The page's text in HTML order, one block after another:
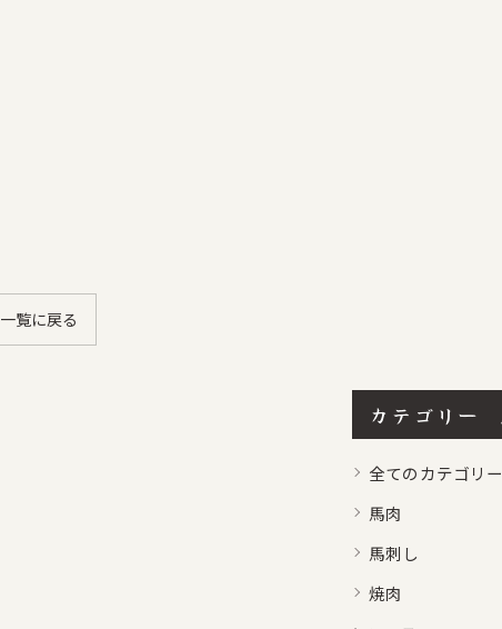
一覧に戻る
カテゴリー
全てのカテゴリー
馬肉
馬刺し
焼肉